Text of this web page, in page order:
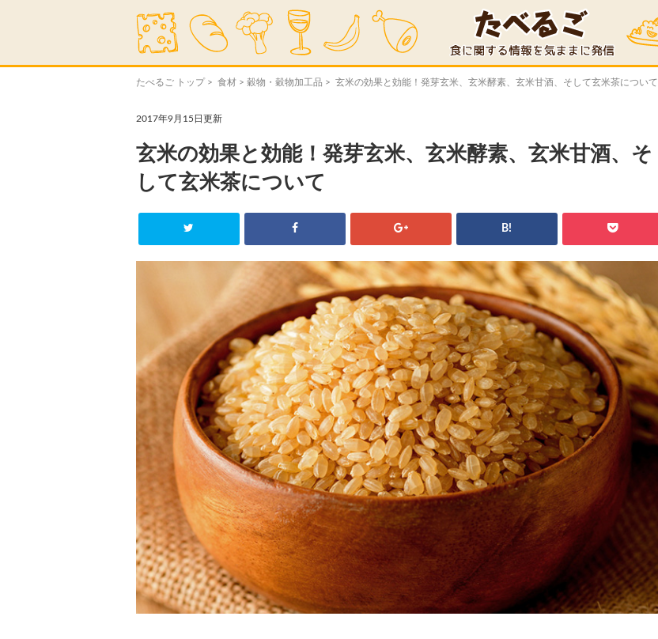
たべるご トップ> 食材 > 穀物・穀物加工品 > 玄米の効果と効能！発芽玄米、玄米酵素、玄米甘酒、そして玄米茶について
2017年9月15日更新
玄米の効果と効能！発芽玄米、玄米酵素、玄米甘酒、そ
して玄米茶について
B!